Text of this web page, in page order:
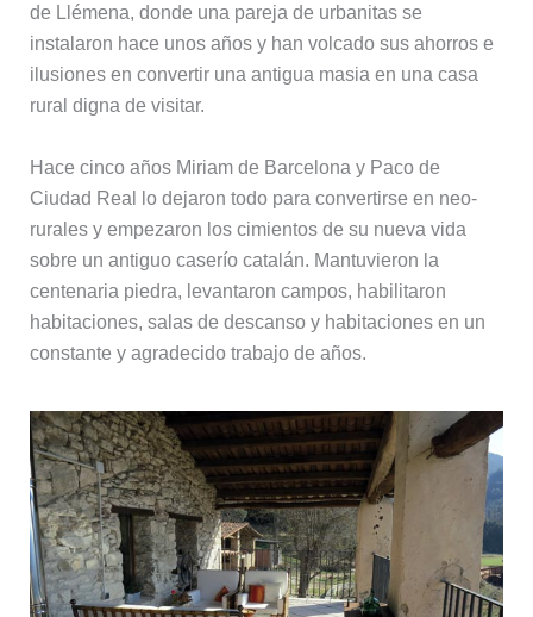
de Llémena, donde una pareja de urbanitas se
instalaron hace unos años y han volcado sus ahorros e
ilusiones en convertir una antigua masia en una casa
rural digna de visitar.
Hace cinco años Miriam de Barcelona y Paco de
Ciudad Real lo dejaron todo para convertirse en neo-
rurales y empezaron los cimientos de su nueva vida
sobre un antiguo caserío catalán. Mantuvieron la
centenaria piedra, levantaron campos, habilitaron
habitaciones, salas de descanso y habitaciones en un
constante y agradecido trabajo de años.